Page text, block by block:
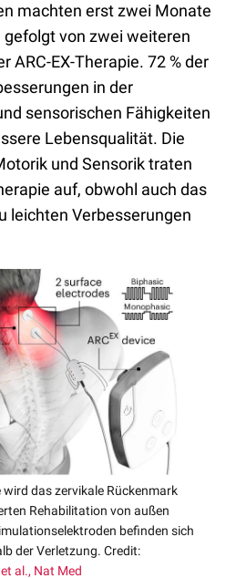
machten erst zwei Monate
gefolgt von zwei weiteren
ARC-EX-Therapie. 72 % der
in der
sensorischen Fähigkeiten
Lebensqualität. Die
und Sensorik traten
auf, obwohl auch das
leichten Verbesserungen
wird das zervikale Rückenmark
Rehabilitation von außen
befinden sich
der Verletzung. Credit:
al., Nat Med